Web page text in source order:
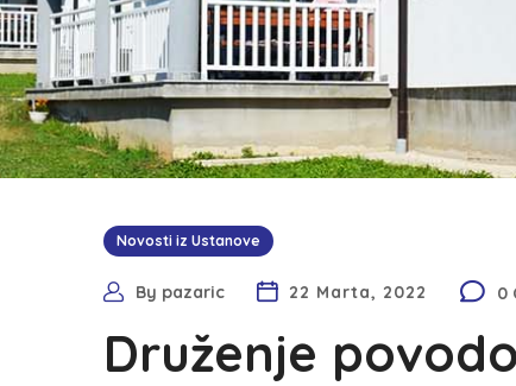
Novosti iz Ustanove
By pazaric 22 Marta, 2022 0
Druženje